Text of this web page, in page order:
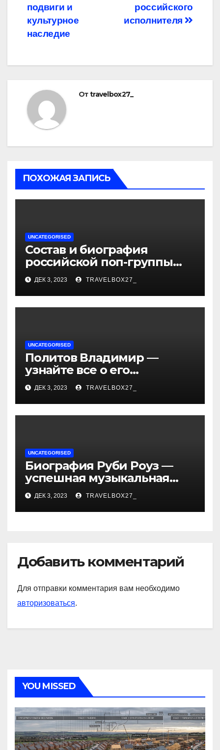
российского
исполнителя
подвиги и
культурное
наследие
Отtravelbox27_
ПОХОЖАЯ ЗАПИСЬ
UNCATEGORISED
Состав и биография
российской поп-группы
«Иванушки интернешнл»
— история успеха, музыка
и судьбы участников
ДЕК 3, 2023 TRAVELBOX27_
UNCATEGORISED
Политов Владимир —
узнайте все о его
биографии, возрасте и
впечатляющих
достижениях!
ДЕК 3, 2023 TRAVELBOX27_
UNCATEGORISED
Биография Руби Роуз —
успешная музыкальная
карьера, личная жизнь и
знаковые достижения
ДЕК 3, 2023 TRAVELBOX27_
Добавить комментарий
Для отправки комментария вам необходимо
авторизоваться.
YOU MISSED